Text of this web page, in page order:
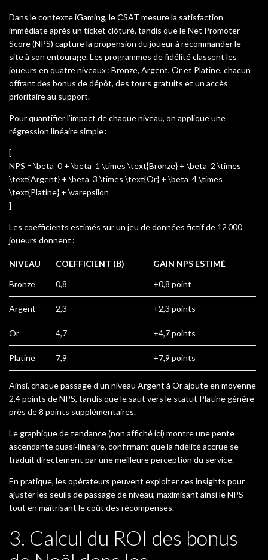
Dans le contexte iGaming, le CSAT mesure la satisfaction
immédiate après un ticket clôturé, tandis que le Net Promoter
Score (NPS) capture la propension du joueur à recommander le
site à son entourage. Les programmes de fidélité classent les
joueurs en quatre niveaux : Bronze, Argent, Or et Platine, chacun
offrant des bonus de dépôt, des tours gratuits et un accès
prioritaire au support.
Pour quantifier l’impact de chaque niveau, on applique une
régression linéaire simple :
[
NPS = \beta_0 + \beta_1 \times \text{Bronze} + \beta_2 \times
\text{Argent} + \beta_3 \times \text{Or} + \beta_4 \times
\text{Platine} + \varepsilon
]
Les coefficients estimés sur un jeu de données fictif de 12 000
joueurs donnent :
NIVEAU COEFFICIENT (Β)
GAIN NPS ESTIMÉ
Bronze
0,8 +0,8 point
Argent 2,3 +2,3 points
Or 4,7 +4,7 points
Platine 7,9 +7,9 points
Ainsi, chaque passage d’un niveau Argent à Or ajoute en moyenne
2,4 points de NPS, tandis que le saut vers le statut Platine génère
près de 8 points supplémentaires.
Le graphique de tendance (non affiché ici) montre une pente
ascendante quasi‑linéaire, confirmant que la fidélité accrue se
traduit directement par une meilleure perception du service.
En pratique, les opérateurs peuvent exploiter ces insights pour
ajuster les seuils de passage de niveau, maximisant ainsi le NPS
tout en maîtrisant le coût des récompenses.
3. Calcul du ROI des bonus